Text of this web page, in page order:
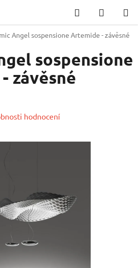
Hledat
KOŠÍK
Angel sospensione Artemide - závěsné
sospensione
závěsné
hodnocení